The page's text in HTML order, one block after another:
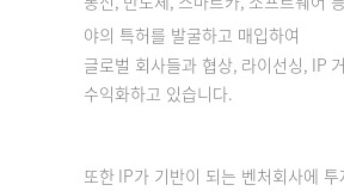
야의 특허를 발굴하고 매입하여
글로벌 회사들과 협상, 라이선싱, IP
수익화하고 있습니다.
또한IP가 기반이 되는 벤처회사에 투